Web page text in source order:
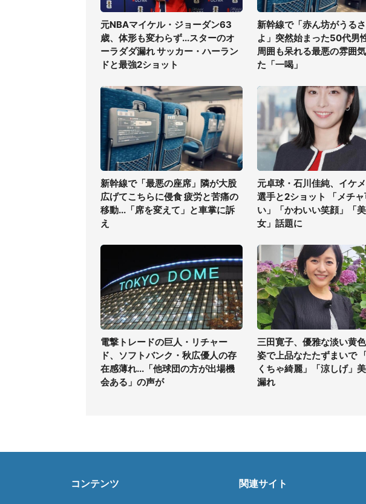
元NBAマイケル・ジョーダン63
歳、体形も変わらず...スターのオ
ーラダダ漏れ サッカー・ハーラン
ドと最強2ショット
新幹線で「赤ん坊がうる
よ」突然始まった50代男
周囲も呆れる最悪の雰囲
た「一喝」
新幹線で「最悪の座席」隣が大股
広げてこちらに侵食 疲労と苦痛の
移動...「席を変えて」と車掌に訴
え
元卓球・石川佳純、イケ
選手と2ショット 「メチ
い」「かわいい笑顔」「
女」話題に
電撃トレードの巨人・リチャー
ド、ソフトバンク・秋広優人の存
在感薄れ...「他球団の方が出場機
会ある」の声が
三田寛子、優雅な淡い黄
姿で上品なたたずまいで
くちゃ綺麗」「涼しげ」
漏れ
コンテンツ 関連サイト